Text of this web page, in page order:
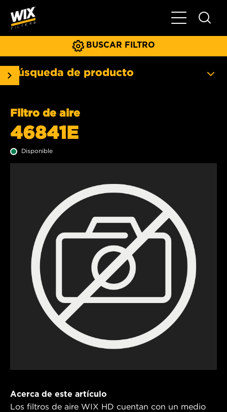
Menú
BUSCAR FILTRO
Búsqueda de producto
Filtro de aire
46841E
Disponible
Acerca de este artículo
Los filtros de aire WIX HD cuentan con un medio